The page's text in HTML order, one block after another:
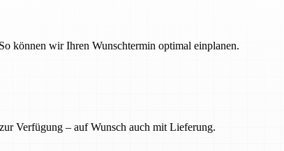
können wir Ihren Wunschtermin optimal einplanen.
Verfügung – auf Wunsch auch mit Lieferung.